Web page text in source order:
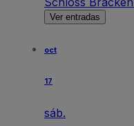
Ver entradas
oct
17
sáb.